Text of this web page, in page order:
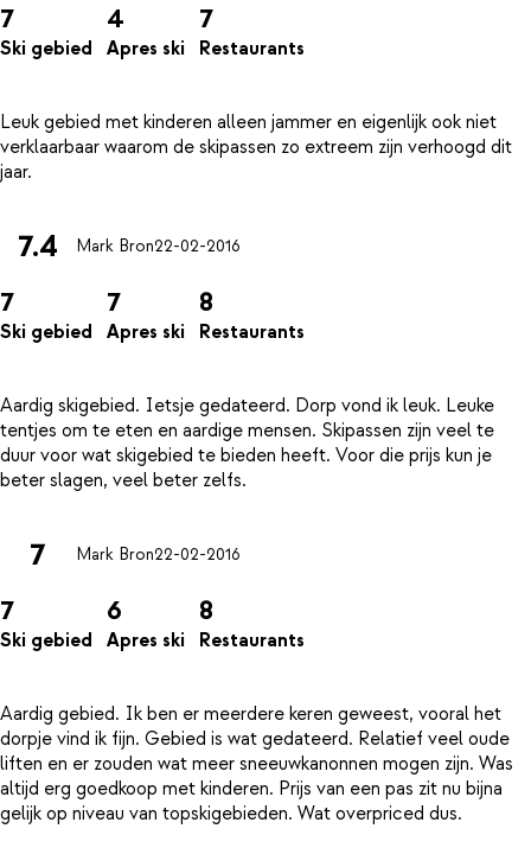
7
Ski gebied
4
Apres ski
7
Restaurants
Leuk gebied met kinderen alleen jammer en eigenlijk ook niet
verklaarbaar waarom de skipassen zo extreem zijn verhoogd dit
7.4 Mark Bron22-02-2016
7
Ski gebied
7
Apres ski
8
Restaurants
Aardig skigebied. Ietsje gedateerd. Dorp vond ik leuk. Leuke
tentjes om te eten en aardige mensen. Skipassen zijn veel te
duur voor wat skigebied te bieden heeft. Voor die prijs kun je
7 Mark Bron22-02-2016
7
Ski gebied
6
Apres ski
8
Restaurants
Aardig gebied. Ik ben er meerdere keren geweest, vooral het
dorpje vind ik fijn. Gebied is wat gedateerd. Relatief veel oude
liften en er zouden wat meer sneeuwkanonnen mogen zijn. Was
altijd erg goedkoop met kinderen. Prijs van een pas zit nu bijna